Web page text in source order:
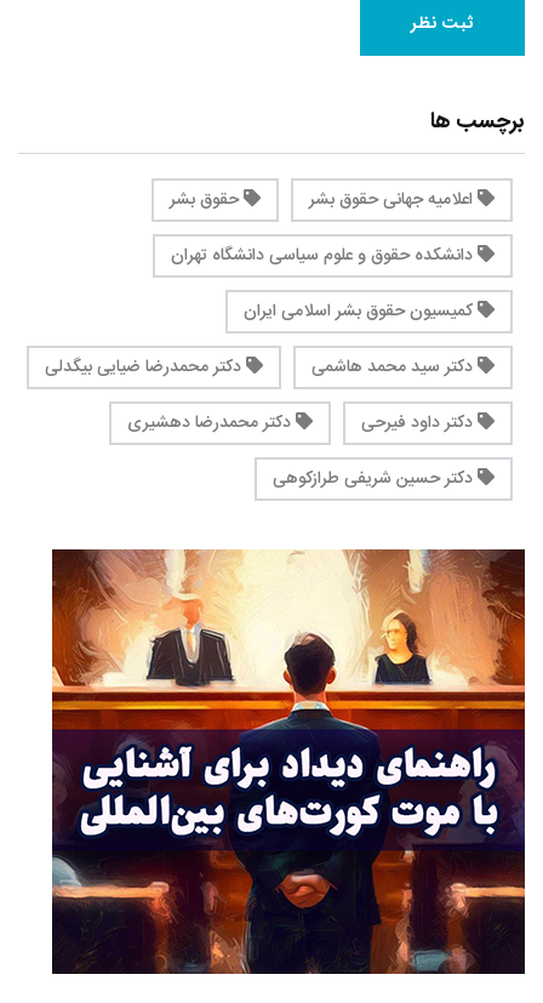
برچسب ها
اعلامیه جهانی حقوق بشر
حقوق بشر
دانشکده حقوق و علوم سیاسی دانشگاه تهران
کمیسیون حقوق بشر اسلامی ایران
دکتر سید محمد هاشمی
دکتر محمدرضا ضیایی بیگدلی
دکتر داود فیرحی
دکتر محمدرضا دهشیری
دکتر حسین شریفی طرازکوهی